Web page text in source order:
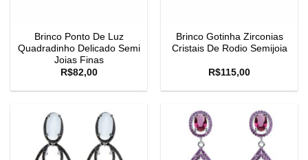
Brinco Ponto De Luz
Quadradinho Delicado Semi
Joias Finas
R$82,00
Brinco Gotinha Zirconias
Cristais De Rodio Semijoia
R$115,00